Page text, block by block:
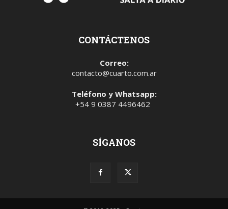
CONTÁCTENOS
Correo:
contacto@cuarto.com.ar
Teléfono y Whatsapp:
+54 9 0387 4496462
SÍGANOS